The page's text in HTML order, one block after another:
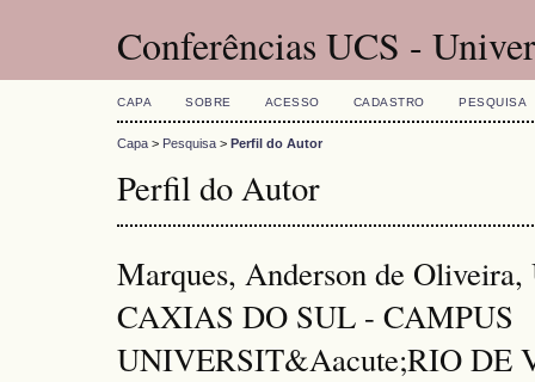
Conferências UCS -
CAPA SOBRE ACESSO CADASTRO PESQUISA
Capa > Pesquisa > Perfil do Autor
Perfil do Autor
Marques, Anderson de
CAXIAS DO SUL - CAMPUS
UNIVERSIT&Aacute;RIO DE